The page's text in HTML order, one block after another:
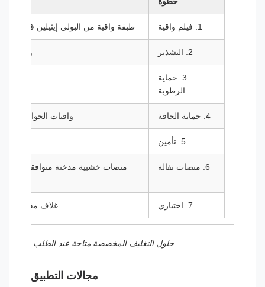
1. فيلم واقية طبقة واقية من البولي إيثيلين قابلة
2. التشذير ورق
3. حماية
الرطوبة
4. حماية الحافة واقيات الحواف من
5. تأمين
6. منصات نقالة
7. اختياري غلاف مقاوم
حلول التغليف المخصصة متاحة عند الطلب.
مجالات التطبيق